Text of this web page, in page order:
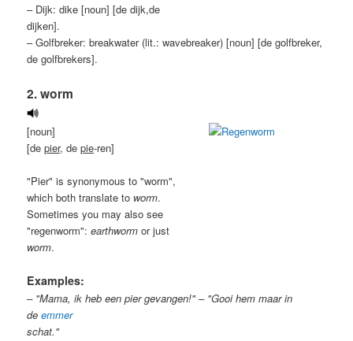
– Dijk: dike [noun] [de dijk,de
dijken].
– Golfbreker: breakwater (lit.: wavebreaker) [noun] [de golfbreker,
de golfbrekers].
2. worm
[noun]
[depier, depie-ren]
"Pier" is synonymous to "worm",
which both translate to worm.
Sometimes you may also see
"regenworm":earthworm or just
worm.
Examples:
– "Mama, ik heb een pier gevangen!" – "Gooi hem maar in
deemmer
schat."